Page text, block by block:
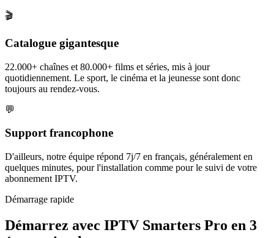
🎬
Catalogue gigantesque
22.000+ chaînes et 80.000+ films et séries, mis à jour
quotidiennement. Le sport, le cinéma et la jeunesse sont donc
toujours au rendez-vous.
💬
Support francophone
D'ailleurs, notre équipe répond 7j/7 en français, généralement en
quelques minutes, pour l'installation comme pour le suivi de votre
abonnement IPTV.
Démarrage rapide
Démarrez avec IPTV Smarters Pro en 3